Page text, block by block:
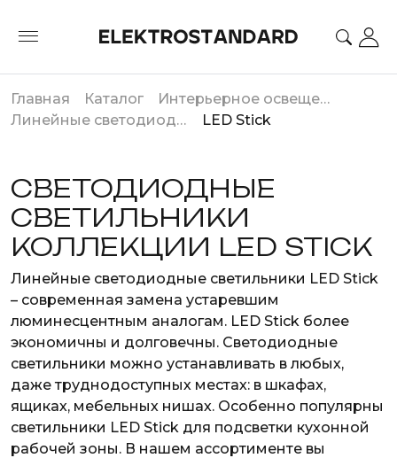
Главная Каталог
Интерьерное освещение
Линейные светодиодные светильники
LED Stick
СВЕТОДИОДНЫЕ
СВЕТИЛЬНИКИ
КОЛЛЕКЦИИ LED STICK
Линейные светодиодные светильники LED Stick
– современная замена устаревшим
люминесцентным аналогам. LED Stick более
экономичны и долговечны. Светодиодные
светильники можно устанавливать в любых,
даже труднодоступных местах: в шкафах,
ящиках, мебельных нишах. Особенно популярны
светильники LED Stick для подсветки кухонной
рабочей зоны. В нашем ассортименте вы